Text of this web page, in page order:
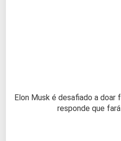
Elon Musk é desafiado a doar
responde que